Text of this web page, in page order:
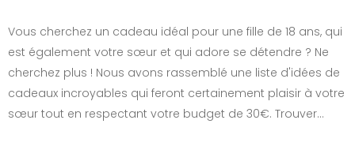
Vous cherchez un cadeau idéal pour une fille de 18 ans, qui
est également votre sœur et qui adore se détendre ? Ne
cherchez plus ! Nous avons rassemblé une liste d'idées de
cadeaux incroyables qui feront certainement plaisir à votre
sœur tout en respectant votre budget de 30€. Trouver…